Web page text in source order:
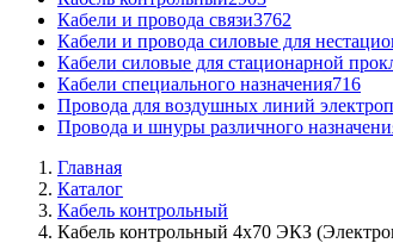
Кабели и провода связи3762
Кабели и провода силовые для
Кабели силовые для стационарной
Кабели специального назначения716
Провода для воздушных линий
Провода и шнуры различного
Главная
Каталог
Кабель контрольный
Кабель контрольный 4x70 ЭКЗ